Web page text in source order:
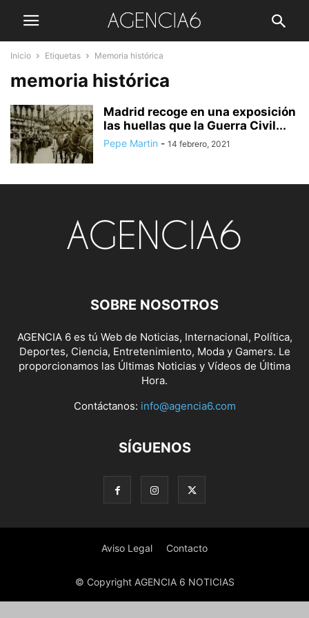
Inicio Etiquetas Memoria histórica
memoria histórica
Madrid recoge en una exposición
las huellas que la Guerra Civil...
Pepe Martin - 14 febrero, 2021
SOBRE NOSOTROS
AGENCIA 6 es tú Web de Noticias, Internacional, Política,
Deportes, Ciencia, Entretenimiento, Moda y Gamers. Le
proporcionamos las Últimas Noticias y Vídeos de Última
Hora.
Contáctanos: info@agencia6.com
SÍGUENOS
Aviso Legal Contacto
© Copyright AGENCIA 6 NOTICIAS